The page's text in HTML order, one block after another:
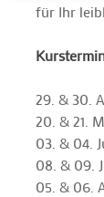
für Ihr
29. & 30.
20. & 21.
03. & 04.
08. & 09.
05. & 06.